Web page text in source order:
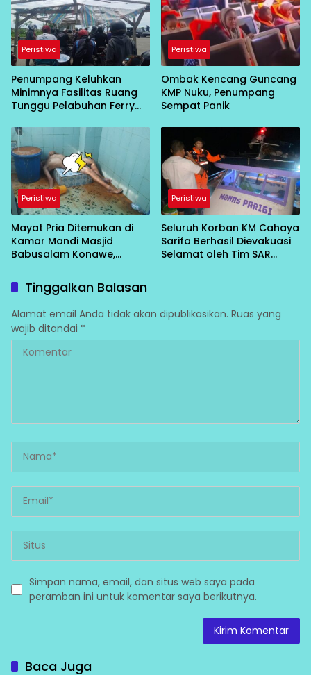
Peristiwa
Penumpang Keluhkan
Minimnya Fasilitas Ruang
Tunggu Pelabuhan Ferry
Peristiwa
Ombak Kencang Guncang
KMP Nuku, Penumpang
Sempat Panik
Peristiwa
Mayat Pria Ditemukan di
Kamar Mandi Masjid
Babusalam Konawe,
Peristiwa
Seluruh Korban KM Cahaya
Sarifa Berhasil Dievakuasi
Selamat oleh Tim SAR
Tinggalkan Balasan
Alamat email Anda tidak akan dipublikasikan. Ruas yang
wajib ditandai *
Simpan nama, email, dan situs web saya pada
peramban ini untuk komentar saya berikutnya.
Baca Juga